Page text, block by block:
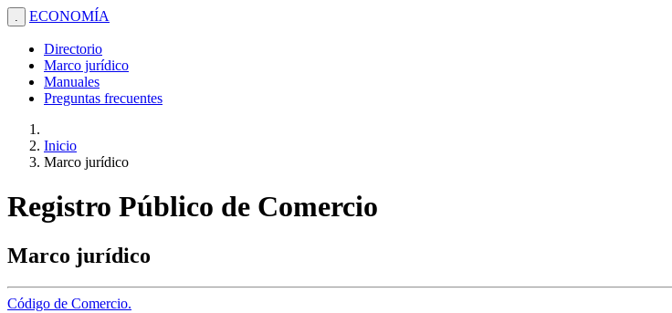
. ECONOMÍA
Directorio
Marco jurídico
Manuales
Preguntas frecuentes
Inicio
Marco jurídico
Registro Público de Comercio
Marco jurídico
Código de Comercio.